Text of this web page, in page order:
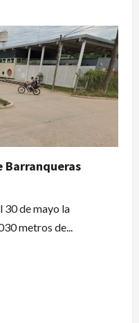
Barranqueras
30 de mayo la
metros de...